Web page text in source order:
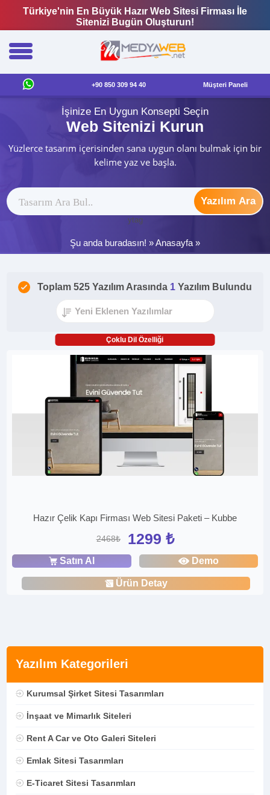
Türkiye'nin En Büyük Hazır Web Sitesi Firması İle
Sitenizi Bugün Oluşturun!
+90 850 309 94 40 Müşteri Paneli
İşinize En Uygun Konsepti Seçin
Web Sitenizi Kurun
Yüzlerce tasarım içerisinden sana uygun olanı bulmak için bir
kelime yaz ve başla.
Yazılım Ara
ytag
Şu anda buradasın! »Anasayfa »
Yazılım Kategorileri
Kurumsal Şirket Sitesi Tasarımları
İnşaat ve Mimarlık Siteleri
Rent A Car ve Oto Galeri Siteleri
Emlak Sitesi Tasarımları
E-Ticaret Sitesi Tasarımları
Toplam 525 Yazılım Arasında 1 Yazılım Bulundu
Çoklu Dil Özelliği
Hazır Çelik Kapı Firması Web Sitesi Paketi – Kubbe
2468₺ 1299 ₺
Satın Al Demo
Ürün Detay